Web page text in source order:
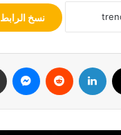
نسخ الرابط